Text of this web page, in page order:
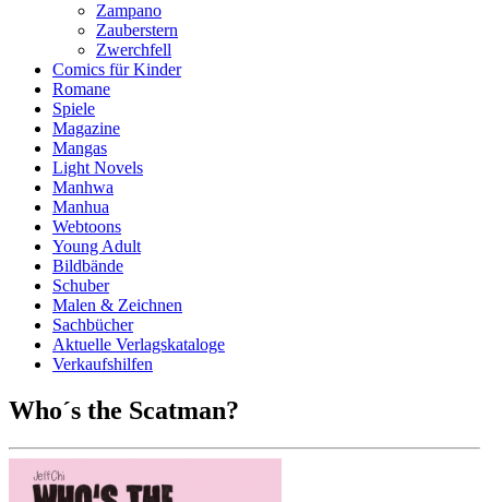
Zampano
Zauberstern
Zwerchfell
Comics für Kinder
Romane
Spiele
Magazine
Mangas
Light Novels
Manhwa
Manhua
Webtoons
Young Adult
Bildbände
Schuber
Malen & Zeichnen
Sachbücher
Aktuelle Verlagskataloge
Verkaufshilfen
Who´s the Scatman?